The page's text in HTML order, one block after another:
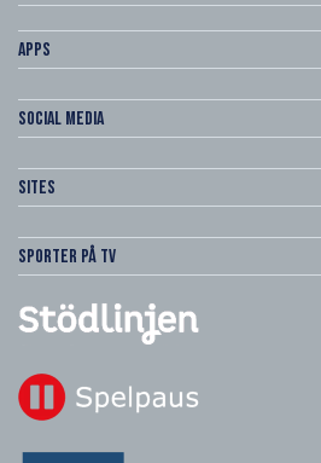
Apps
Social Media
Sites
Sporter på TV